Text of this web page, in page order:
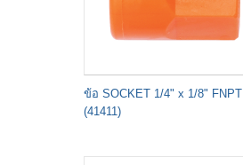
ข้อ SOCKET 1/4" x 1/8" FNPT
(41411)